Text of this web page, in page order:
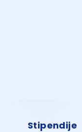
Stipendije